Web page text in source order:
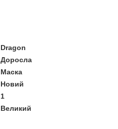
Dragon
Доросла
Маска
Новий
1
Великий